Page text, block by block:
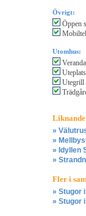
Övrigt:
Öppen
Utomhus:
Veranda
Utegrill
»
»
» Idyllen
»
Fler i
» Stugor i
» Stugor